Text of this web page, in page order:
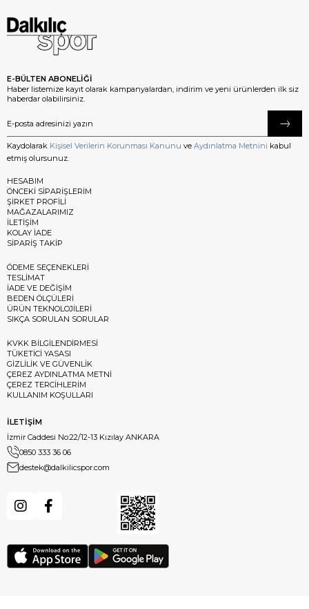
E-BÜLTEN ABONELİĞİ
Haber listemize kayıt olarak kampanyalardan, indirim ve yeni ürünlerden ilk siz
haberdar olabilirsiniz.
Kaydolarak Kişisel Verilerin Korunması Kanunu ve Aydınlatma Metnini kabul
etmiş olursunuz.
HESABIM
ÖNCEKİ SİPARİŞLERİM
ŞİRKET PROFİLİ
MAĞAZALARIMIZ
İLETİŞİM
KOLAY İADE
SİPARİŞ TAKİP
ÖDEME SEÇENEKLERİ
TESLİMAT
İADE VE DEĞİŞİM
BEDEN ÖLÇÜLERİ
ÜRÜN TEKNOLOJİLERİ
SIKÇA SORULAN SORULAR
KVKK BİLGİLENDİRMESİ
TÜKETİCİ YASASI
GİZLİLİK VE GÜVENLİK
ÇEREZ AYDINLATMA METNİ
ÇEREZ TERCİHLERİM
KULLANIM KOŞULLARI
İLETİŞİM
İzmir Caddesi No:22/12-13 Kızılay ANKARA
0850 333 36 06
destek@dalkilicspor.com